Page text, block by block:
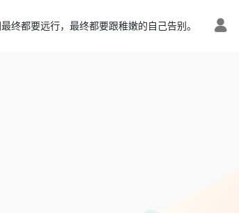
终都要远行，最终都要跟稚嫩的自己告别。